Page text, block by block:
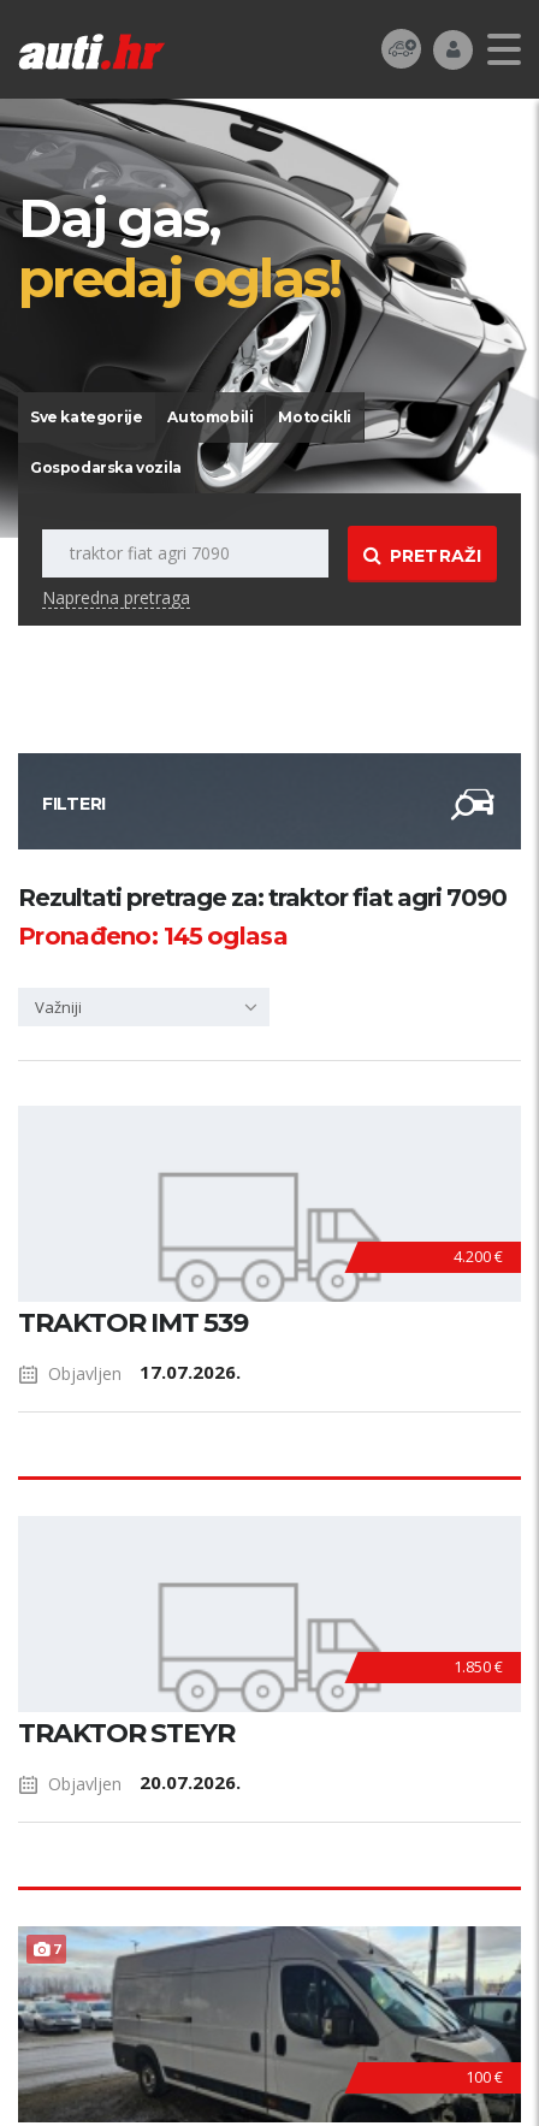
Daj gas,
predaj oglas!
Sve kategorije Automobili Motocikli
Gospodarska vozila
PRETRAŽI
Napredna pretraga
FILTERI
Kategorija
PRETRAŽI
Rezultati pretrage za: traktor fiat agri 7090
Pronađeno: 145oglasa
Važniji
4.200 €
TRAKTOR IMT 539
Objavljen 17.07.2026.
1.850 €
TRAKTOR STEYR
Objavljen 20.07.2026.
7
100 €